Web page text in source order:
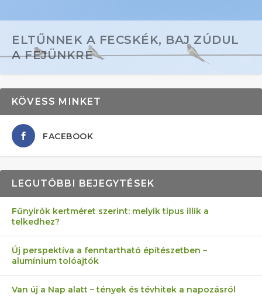
ELTŰNNEK A FECSKÉK, BAJ ZÚDUL
A FEJÜNKRE
AZ ÖNELLÁTÁS 13 PONTJA
KEZDŐKNEK
6 LEGJOBB NÖVÉNY SZOMSZÉD
ELLEN
MÁRPEDIG A TŰZIJÁTÉK NEM MENŐ!
FÉLREÉRTETT KERTÉSZKEDÉS:
TÉRKŐ ÉS MURVA
AKI ELDOBÁLJA A CIGICSIKKEKET,
AZ EGY KÖ…
KÖVESS MINKET
FACEBOOK
LEGUTÓBBI BEJEGYTÉSEK
Fűnyírók kertméret szerint: melyik típus illik a
telkedhez?
Új perspektíva a fenntartható építészetben –
alumínium tolóajtók
Van új a Nap alatt – tények és tévhitek a napozásról